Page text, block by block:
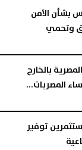
بشأن الأمن
وتحمي
بالخارج
المصريات...
توفير